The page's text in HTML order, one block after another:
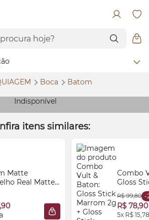
Boca Batom
Indisponível
itens similares:
Matte
Real Matte
ADICIONAR À SACOLA
Combo
Gloss
2g +
R$ 99,80 -
R$ 78,90
5x R$ 15,78